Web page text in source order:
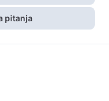
pitanja